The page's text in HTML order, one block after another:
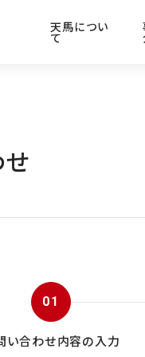
天馬につい
て
01
い合わせ内容の入力